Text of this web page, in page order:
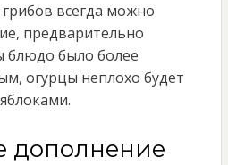
всегда можно
предварительно
блюдо было более
огурцы неплохо будет
дополнение